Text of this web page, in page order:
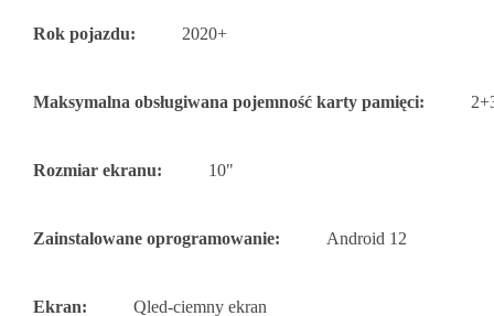
Rok pojazdu: 2020+
Maksymalna obsługiwana pojemność karty pamięci:
Rozmiar ekranu: 10"
Zainstalowane oprogramowanie: Android 12
Ekran: Qled-ciemny ekran